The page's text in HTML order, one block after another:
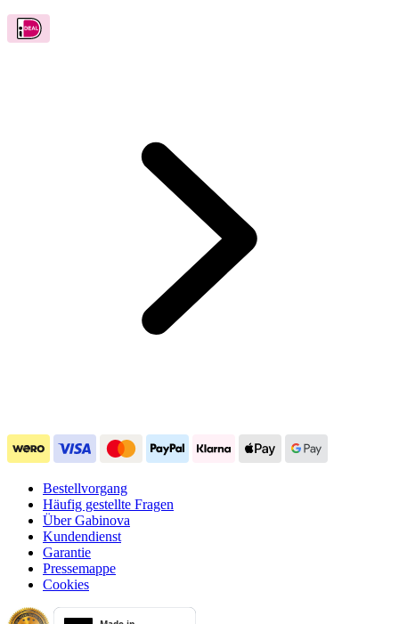
Bestellvorgang
Häufig gestellte Fragen
Über Gabinova
Kundendienst
Garantie
Pressemappe
Cookies